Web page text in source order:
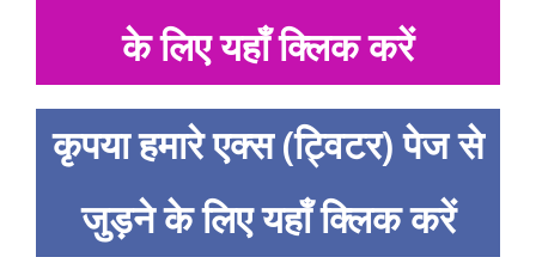
के लिए यहाँ क्लिक करें
कृपया हमारे एक्स (ट्विटर) पेज से
जुड़ने के लिए यहाँ क्लिक करें